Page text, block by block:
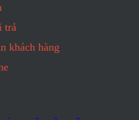
trả
khách hàng